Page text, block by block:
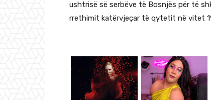
ushtrisë së serbëve të Bosnjës për të
rrethimit katërvjeçar të qytetit në vitet